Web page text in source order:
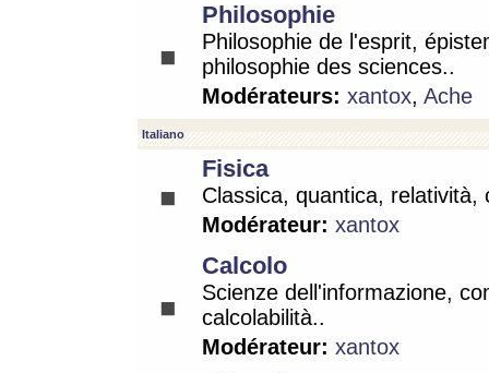
Philosophie
Philosophie de l'esprit,
philosophie des sciences..
Modérateurs: xantox, Ache
Italiano
Fisica
Classica, quantica, relatività,
Modérateur: xantox
Calcolo
Scienze dell'informazione,
calcolabilità..
Modérateur: xantox